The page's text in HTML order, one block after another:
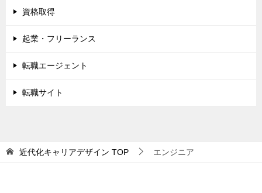
資格取得
起業・フリーランス
転職エージェント
転職サイト
近代化キャリアデザイン TOP エンジニア